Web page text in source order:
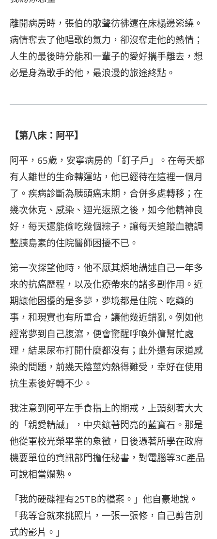
離開病房時，張伯的歌聲彷彿還在床榻邊縈繞。
病情奪去了他唱歌的氣力，卻沒奪走他的熱情；
人生的最後時分能和一輩子的愛好攜手離去，想
必是身為歌手的他，最浪漫的旅途終點。
【第八床：阿平】
阿平，65歲，安寧病房的「釘子戶」。在每天都
有人離世的生命轉運站，他已經待在這裡一個月
了。疾病診斷為胰頭癌末期，合併多處轉移；在
幾次休克、感染、迴光返照之後，如今他精神良
好，每天還能偷吃幾個粽子，讓每天追蹤血糖調
整胰島素的住院醫師困擾不已。
第一次探望他時，他不厭其煩地講述自己一年多
來的抗癌歷程，以及化療帶來的諸多副作用。近
期讓他困擾的是多夢，夢境都是住院、吃藥的
事，和現實也有所重合，讓他幾近錯亂。例如他
經常夢到自己腹瀉，便會驚醒呼喚外傭幫忙處
理，結果尿布打開什麼都沒有；此外還有尿道感
染的問題，前幾天陰莖灼熱得難受，幸好在使用
抗生素後好轉不少。
我注意到阿平左手食指上的期戒，上頭刻著大大
的「親愛精誠」，中央鑲著閃亮的藍寶石。那是
他從軍校光榮畢業的象徵，日後憑著所學在政府
機要單位的資訊部門擔任秘書，對電腦等3C產品
可說相當嫻熟。
「我的硬碟裡有25TB的檔案。」他自豪地說。
「我等會就來挑照片，一張一張修，自己剪告別
式的影片。」